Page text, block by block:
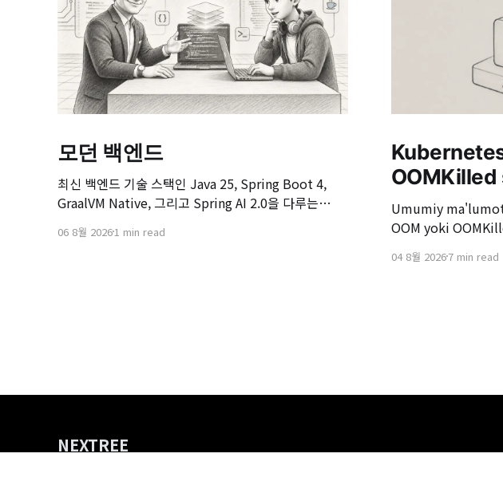
모던 백엔드
최신 백엔드 기술 스택인 Java 25, Spring Boot 4,
GraalVM Native, 그리고 Spring AI 2.0을 다루는
션 영상입니다. 본 강좌는 기존 Spring Boot 환경에서
06 8월 20261 min read
Umumiy ma'lumotlar Loyihada
OOM yoki
OOMKilled
04 8월 20267 min read
NEXTREE